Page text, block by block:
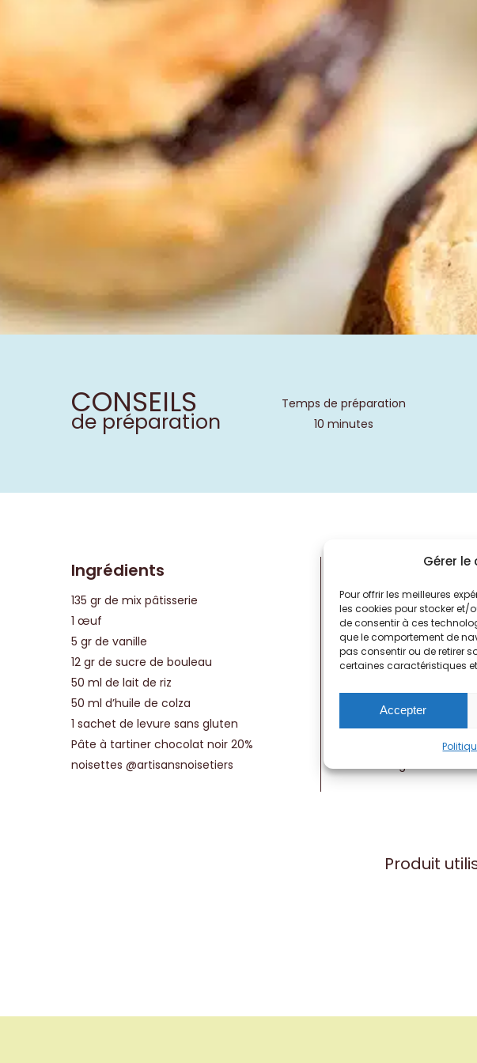
Gérer
Pour offrir les meilleures
les cookies pour stocker et/
de consentir à ces
que le comportement de
pas consentir ou de retirer
certaines caractéristiques
Accepter
CONSEILS
de préparation
Temps de préparation
10 minutes
Ingrédients
135 gr de mix pâtisserie
1 œuf
5 gr de vanille
12 gr de sucre de bouleau
50 ml de lait de riz
50 ml d’huile de colza
1 sachet de levure sans gluten
Pâte à tartiner chocolat noir 20%
noisettes @artisansnoisetiers
Etapes
Commencer
mousseux.
Ajouter
Ajouter
Déposer de
chocolat noir
Une fois la
Produit